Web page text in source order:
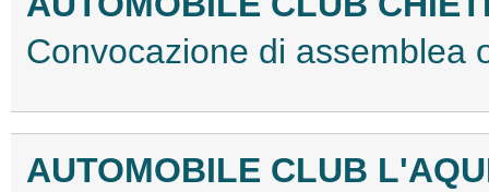
Convocazione di assemblea
AUTOMOBILE CLUB